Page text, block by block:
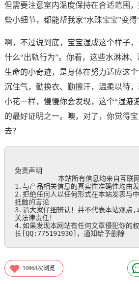
但需要注意室内温度保持在合适范围
些小细节，都能帮我家“水珠宝宝”变得
啊，不过说到底，宝宝湿成这个样子
什么“出轨行为”。你看，这些水淋淋
生命的小奇迹，是身体在努力适应这个
沉住气，勤换衣、勤擦汗，温柔以待
小花一样，慢慢你会发现，这个“湿漉
的最好证明之一。噢，对了，你觉得
去？
免责声明
本站所有信息均来自互联网
1.与产品相关信息的真实性准确性均由发
2.拒绝任何人以任何形式在本站发表与
抵触的言论
3.请大家仔细辨认！并不代表本站观点,
关法律责任！
4.如果发现本网站有任何文章侵犯你的
长[QQ:775191930]，通知给予删除
10968次浏览